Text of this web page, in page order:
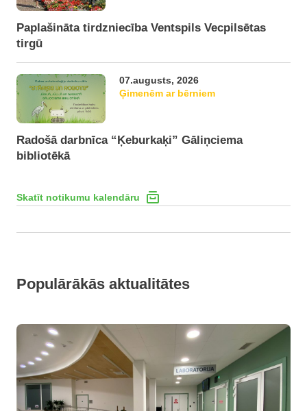
Paplašināta tirdzniecība Ventspils Vecpilsētas
tirgū
07.augusts, 2026
Ģimenēm ar bērniem
Radošā darbnīca “Ķeburkaķi” Gāliņciema
bibliotēkā
Skatīt notikumu kalendāru
Populārākās aktualitātes